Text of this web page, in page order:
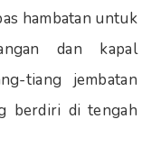
hambatan untuk
dan kapal
tiang jembatan
berdiri di tengah